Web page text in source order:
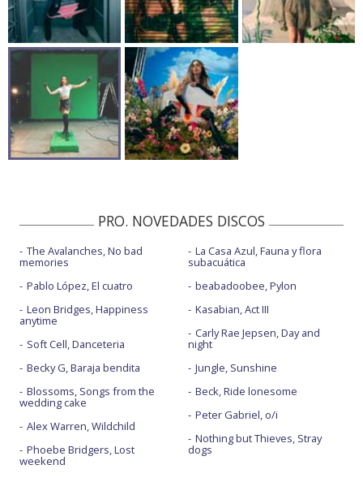
PRO. NOVEDADES DISCOS
The Avalanches, No bad
memories
Pablo López, El cuatro
Leon Bridges, Happiness
anytime
Soft Cell, Danceteria
Becky G, Baraja bendita
Blossoms, Songs from the
wedding cake
Alex Warren, Wildchild
Phoebe Bridgers, Lost
weekend
La Casa Azul, Fauna y flora
subacuática
beabadoobee, Pylon
Kasabian, Act III
Carly Rae Jepsen, Day and
night
Jungle, Sunshine
Beck, Ride lonesome
Peter Gabriel, o/i
Nothing but Thieves, Stray
dogs